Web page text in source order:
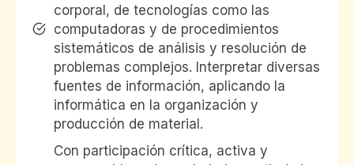
corporal, de tecnologías como las
computadoras y de procedimientos
sistemáticos de análisis y resolución de
problemas complejos. Interpretar diversas
fuentes de información, aplicando la
informática en la organización y
producción de material.
Con participación crítica, activa y